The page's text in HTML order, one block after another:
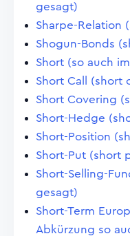
gesagt)
Sharpe-Relation
Shogun-Bonds
Short (so auch
Short Call (short
Short Covering
Short-Hedge
Short-Position
Short-Put (short
Short-Selling-
gesagt)
Short-Term
Abkürzung so